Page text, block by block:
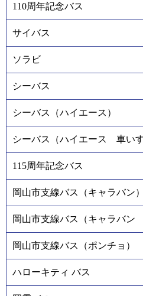
110周年記念バス
サイバス
ソラビ
シーバス
シーバス（ハイエース）
シーバス（ハイエース 車いす
115周年記念バス
岡山市支線バス（キャラバン）
岡山市支線バス（キャラバン
岡山市支線バス（ポンチョ）
ハローキティ バス